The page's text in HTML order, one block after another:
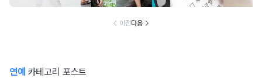
이전다음
연예 카테고리 포스트